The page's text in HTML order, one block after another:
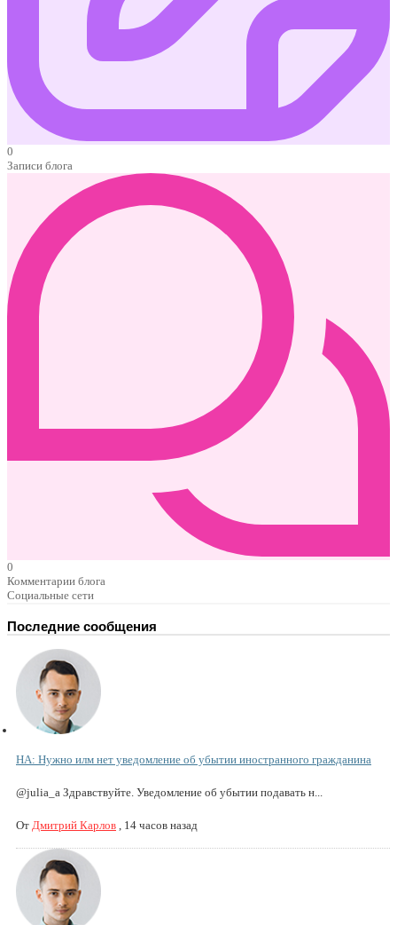
0
Записи блога
0
Комментарии блога
Социальные сети
Последние сообщения
НА: Нужно илм нет уведомление об убытии иностранного гражданина
@julia_a Здравствуйте. Уведомление об убытии подавать н...
От Дмитрий Карлов 14 часов назад